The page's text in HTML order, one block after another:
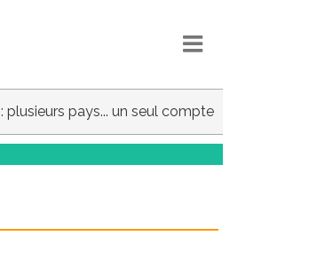
: plusieurs pays... un seul compte